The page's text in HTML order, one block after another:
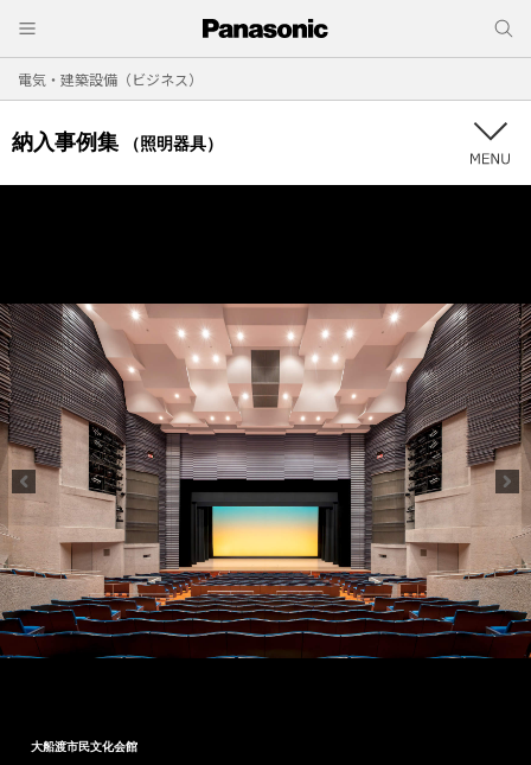
電気・建築設備（ビジネス）
納入事例集 （照明器具）
大船渡市民文化会館